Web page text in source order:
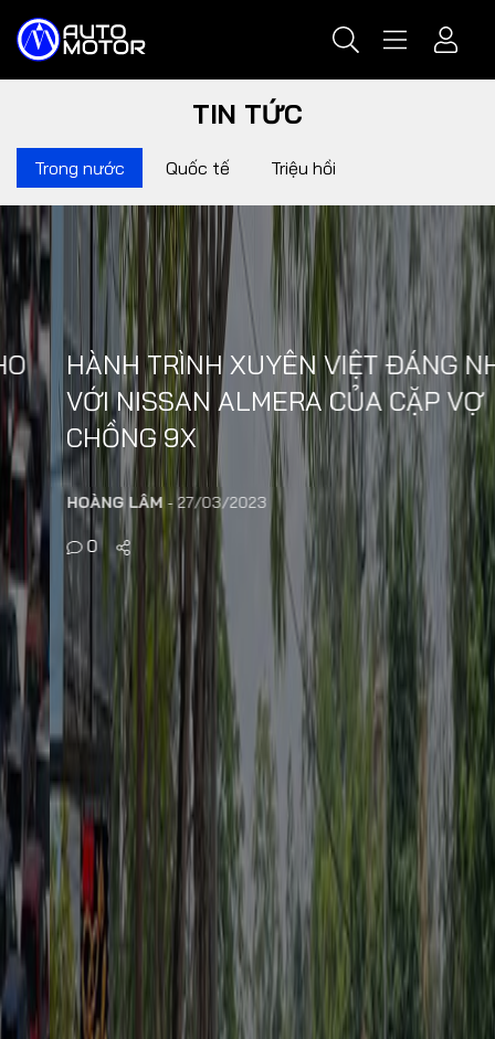
TIN TỨC
Trong nước Quốc tế Triệu hồi
HÀNH TRÌNH XUYÊN VIỆT ĐÁNG NHỚ
VỚI NISSAN ALMERA CỦA CẶP VỢ
CHỒNG 9X
HOÀNG LÂM- 27/03/2023
0